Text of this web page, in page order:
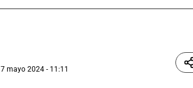
7 mayo 2024 - 11:11